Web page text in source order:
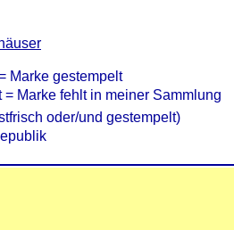
Marke gestempelt
= Marke fehlt in meiner Sammlung
oder/und gestempelt)